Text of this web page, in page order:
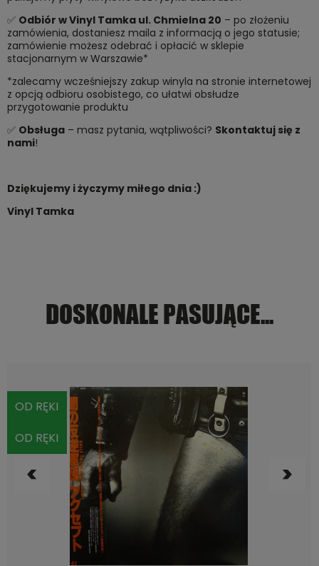
✅ Odbiór w Vinyl Tamka ul. Chmielna 20 – po złożeniu
zamówienia, dostaniesz maila z informacją o jego statusie;
zamówienie możesz odebrać i opłacić w sklepie
stacjonarnym w Warszawie*
*zalecamy wcześniejszy zakup winyla na stronie internetowej
z opcją odbioru osobistego, co ułatwi obsłudze
przygotowanie produktu
✅ Obsługa – masz pytania, wątpliwości? Skontaktuj się z
nami!
Dziękujemy i życzymy miłego dnia :)
Vinyl Tamka
DOSKONALE PASUJĄCE...
DO KOSZYKA
OD RĘKI
OD RĘKI